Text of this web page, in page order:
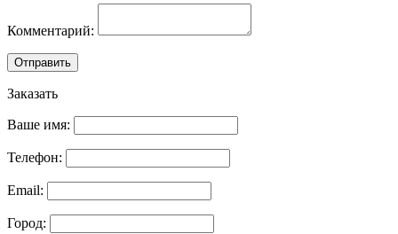
Комментарий:
Отправить
Заказать
Ваше имя:
Телефон:
Email:
Город: